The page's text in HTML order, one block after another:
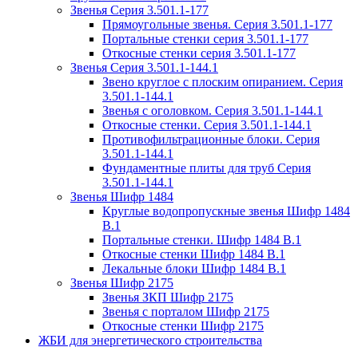
Звенья Серия 3.501.1-177
Прямоугольные звенья. Серия 3.501.1-177
Портальные стенки серия 3.501.1-177
Откосные стенки серия 3.501.1-177
Звенья Серия 3.501.1-144.1
Звено круглое с плоским опиранием. Серия
3.501.1-144.1
Звенья с оголовком. Серия 3.501.1-144.1
Откосные стенки. Серия 3.501.1-144.1
Противофильтрационные блоки. Серия
3.501.1-144.1
Фундаментные плиты для труб Серия
3.501.1-144.1
Звенья Шифр 1484
Круглые водопропускные звенья Шифр 1484
В.1
Портальные стенки. Шифр 1484 В.1
Откосные стенки Шифр 1484 В.1
Лекальные блоки Шифр 1484 В.1
Звенья Шифр 2175
Звенья ЗКП Шифр 2175
Звенья с порталом Шифр 2175
Откосные стенки Шифр 2175
ЖБИ для энергетического строительства